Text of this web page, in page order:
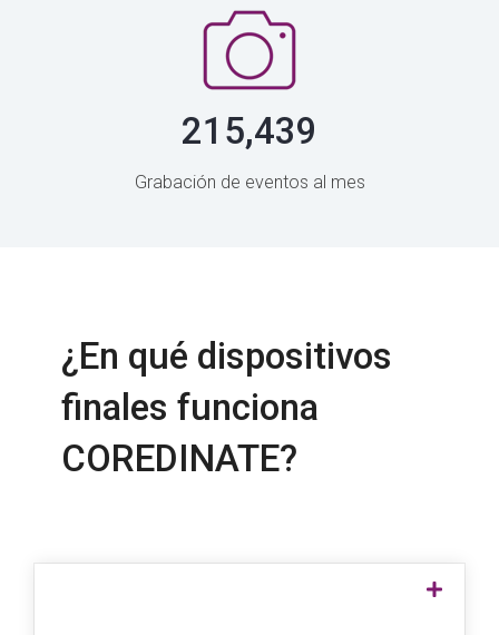
215,439
Grabación de eventos al mes
¿En qué dispositivos
finales funciona
COREDINATE?